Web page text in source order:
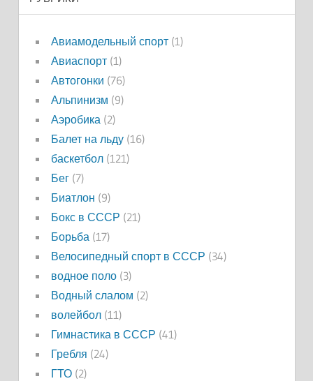
Авиамодельный спорт(1)
Авиаспорт(1)
Автогонки (76)
Альпинизм (9)
Аэробика (2)
Балет на льду(16)
баскетбол(121)
Бег(7)
Биатлон (9)
Бокс в СССР (21)
Борьба (17)
Велосипедный спорт в СССР (34)
водное поло(3)
Водный слалом (2)
волейбол(11)
Гимнастика в СССР (41)
Гребля (24)
ГТО(2)